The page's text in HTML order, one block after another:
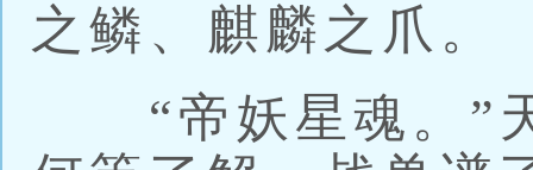
之鳞、麒麟之爪。
“帝妖星魂。”